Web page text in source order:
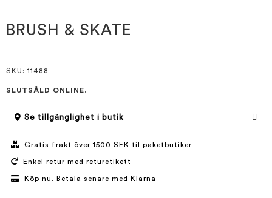
slutet
av
början
av
BRUSH & SKATE
SKU : 11488
SLUTSÅLD ONLINE.
Se tillgänglighet i butik
Gratis frakt över 1500 SEK til paketbutiker
Enkel retur med returetikett
Köp nu. Betala senare med Klarna